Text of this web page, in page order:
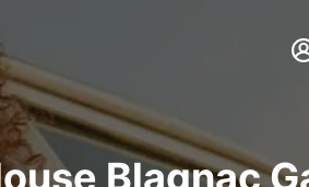
Blagnac